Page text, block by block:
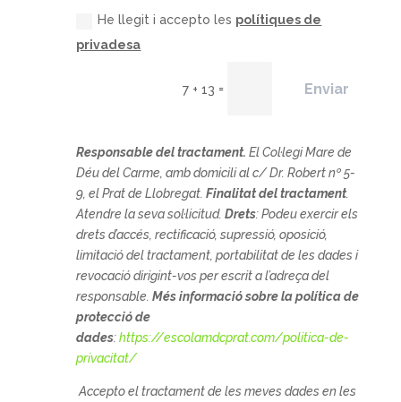
He llegit i accepto les polítiques de
privadesa
7 + 13 = Enviar
Responsable del tractament.ElCol·legi Mare de
Déu del Carme, amb domicili al c/ Dr. Robert nº 5-
9, el Prat de Llobregat.Finalitat del tractament.
Atendre la seva sol·licitud.Drets: Podeu exercir els
drets d’accés, rectificació, supressió, oposició,
limitació del tractament, portabilitat de les dades i
revocació dirigint-vos per escrit a l’adreça del
responsable.Més informació sobre la política de
protecció de
dades:https://escolamdcprat.com/politica-de-
privacitat/
Accepto el tractament de les meves dades en les